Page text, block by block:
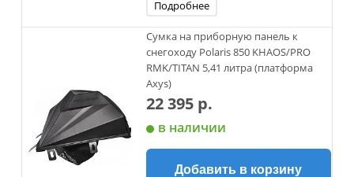
Подробнее
Сумка на приборную панель к
снегоходу Polaris 850 KHAOS/PRO
RMK/TITAN 5,41 литра (платформа
Axys)
22 395 р.
в наличии
Добавить в корзину